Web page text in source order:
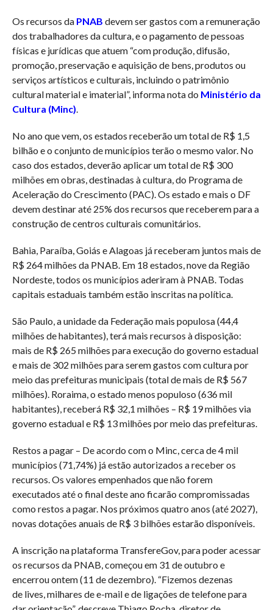
Os recursos da PNAB devem ser gastos com a remuneração
dos trabalhadores da cultura, e o pagamento de pessoas
físicas e jurídicas que atuem “com produção, difusão,
promoção, preservação e aquisição de bens, produtos ou
serviços artísticos e culturais, incluindo o patrimônio
cultural material e imaterial”, informa nota do Ministério da
Cultura (Minc)
No ano que vem, os estados receberão um total de R$ 1,5
bilhão e o conjunto de municípios terão o mesmo valor. No
caso dos estados, deverão aplicar um total de R$ 300
milhões em obras, destinadas à cultura, do Programa de
Aceleração do Crescimento (PAC). Os estado e mais o DF
devem destinar até 25% dos recursos que receberem para a
construção de centros culturais comunitários.
Bahia, Paraíba, Goiás e Alagoas já receberam juntos mais de
R$ 264 milhões da PNAB. Em 18 estados, nove da Região
Nordeste, todos os municípios aderiram à PNAB. Todas
capitais estaduais também estão inscritas na política.
São Paulo, a unidade da Federação mais populosa (44,4
milhões de habitantes), terá mais recursos à disposição:
mais de R$ 265 milhões para execução do governo estadual
e mais de 302 milhões para serem gastos com cultura por
meio das prefeituras municipais (total de mais de R$ 567
milhões). Roraima, o estado menos populoso (636 mil
habitantes), receberá R$ 32,1 milhões – R$ 19 milhões via
governo estadual e R$ 13 milhões por meio das prefeituras.
Restos a pagar – De acordo com o Minc, cerca de 4 mil
municípios (71,74%) já estão autorizados a receber os
recursos. Os valores empenhados que não forem
executados até o final deste ano ficarão compromissadas
como restos a pagar. Nos próximos quatro anos (até 2027),
novas dotações anuais de R$ 3 bilhões estarão disponíveis.
A inscrição na plataforma TransfereGov, para poder acessar
os recursos da PNAB, começou em 31 de outubro e
encerrou ontem (11 de dezembro). “Fizemos dezenas
de lives, milhares de e-mail e de ligações de telefone para